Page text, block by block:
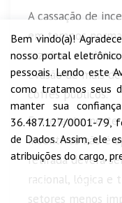
A cassação de
em tempos
razoável e
evasão de mais
cofres públicos.
Entretanto, neste
incentivos não é
retirada deverá
racional, lógica e
setores menos
Bem vindo(a)!
nosso portal
pessoais. Lendo este
como tratamos seus
manter sua
36.487.127/0001-79,
de Dados. Assim, ele
atribuições do cargo,
Accept Decline